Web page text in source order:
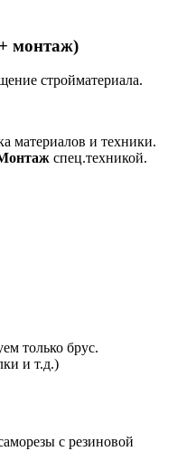
монтаж)
стройматериала.
материалов и техники.
спец.техникой.
только брус.
и т.д.)
с резиновой